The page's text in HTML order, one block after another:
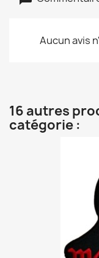
Aucun avis
16 autres
catégorie :